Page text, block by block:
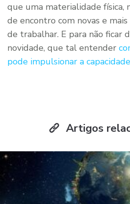
que uma materialidade física,
de encontro com novas e
de trabalhar. E para não ficar
novidade, que tal entender
pode impulsionar a
Artigos